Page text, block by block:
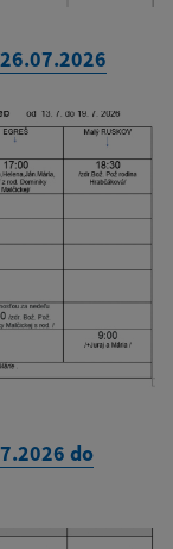
do